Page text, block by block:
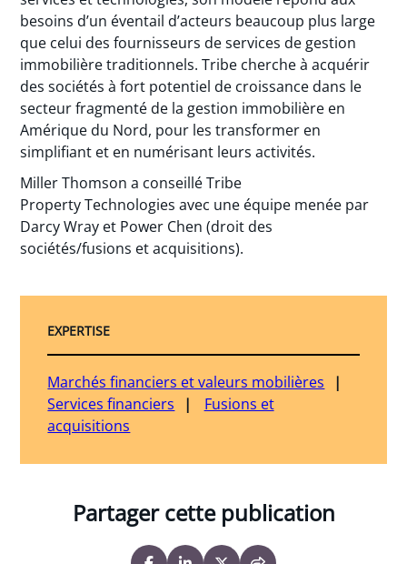
besoins d’un éventail d’acteurs beaucoup plus large
que celui des fournisseurs de services de gestion
immobilière traditionnels. Tribe cherche à acquérir
des sociétés à fort potentiel de croissance dans le
secteur fragmenté de la gestion immobilière en
Amérique du Nord, pour les transformer en
simplifiant et en numérisant leurs activités.
Miller Thomson a conseillé Tribe
Property Technologies avec une équipe menée par
Darcy Wray et Power Chen (droit des
sociétés/fusions et acquisitions).
EXPERTISE
Marchés financiers et valeurs mobilières
Services financiers
Fusions et
acquisitions
Partager cette publication